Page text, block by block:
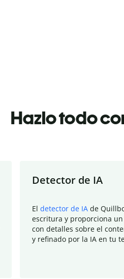
Hazlo todo
Detector de IA
El detector de IA de
escritura y proporciona
con detalles sobre el
y refinado por la IA en tu